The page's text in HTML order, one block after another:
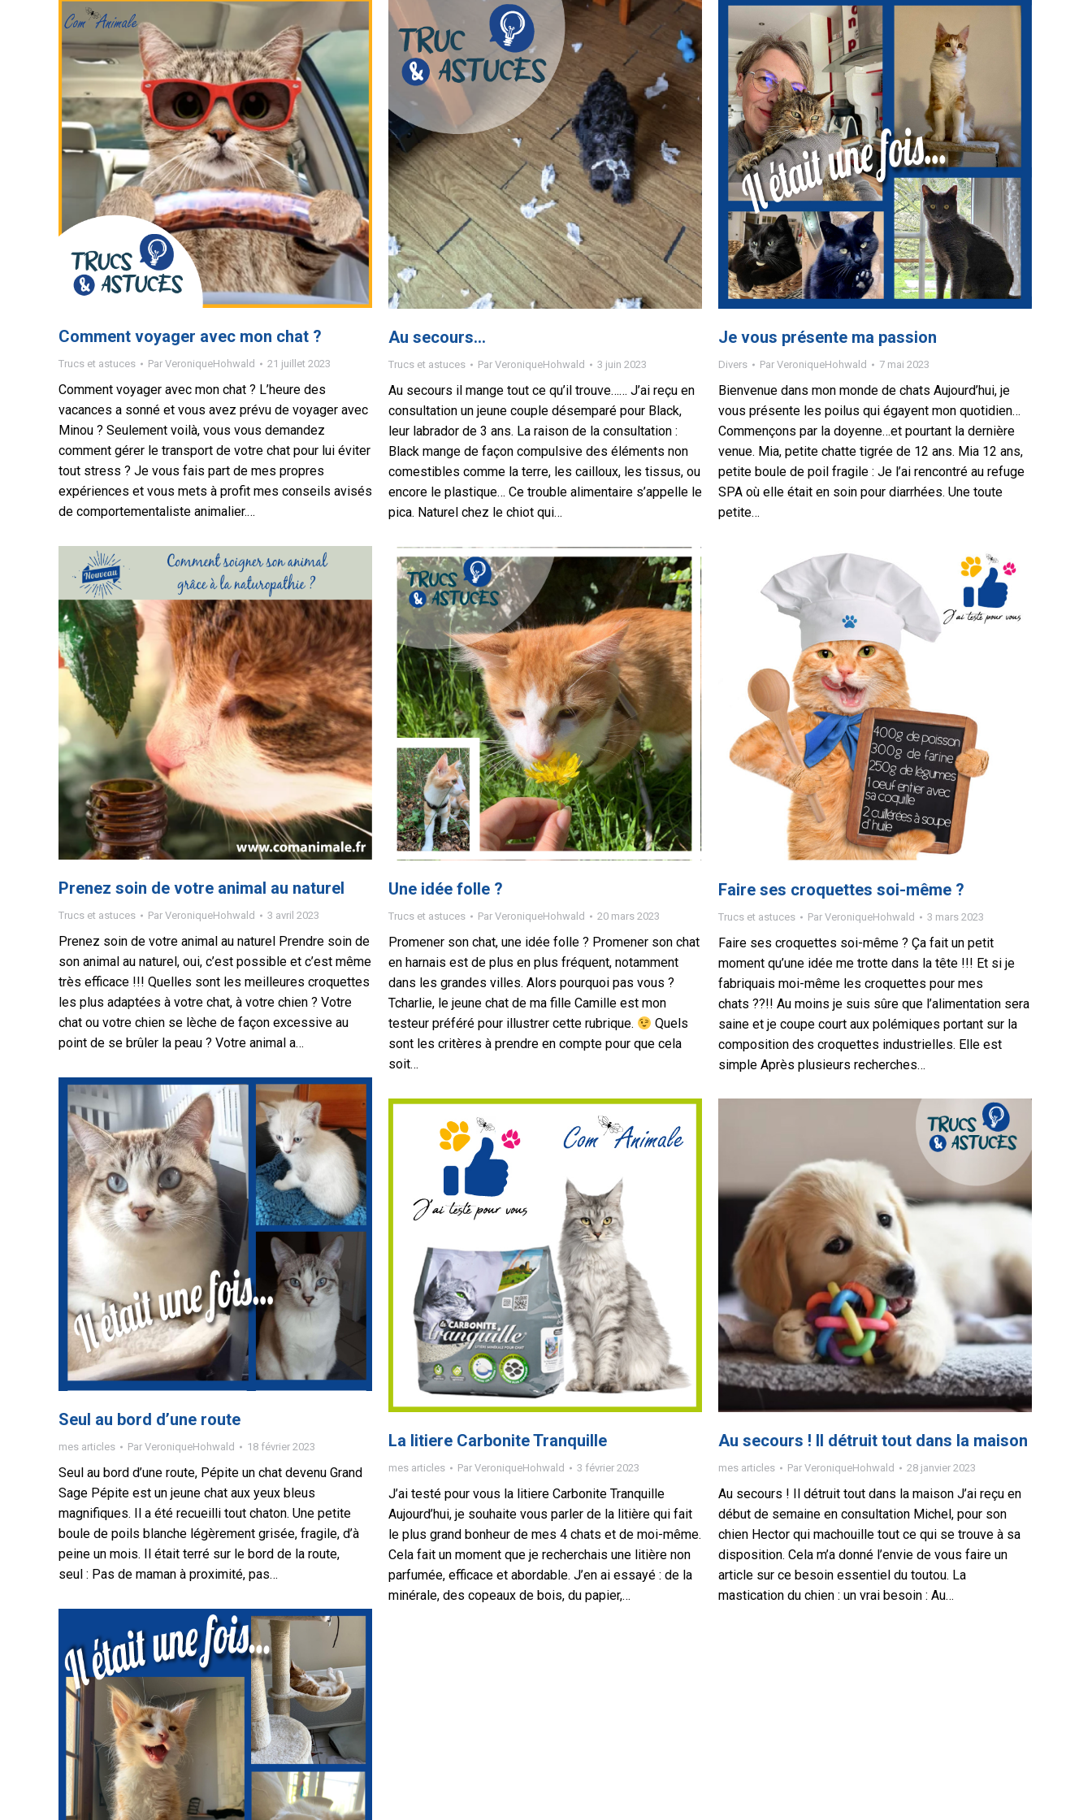
Comment voyager avec mon chat ?
Trucs et astuces Par VeroniqueHohwald 21 juillet 2023
Comment voyager avec mon chat ? L’heure des
vacances a sonné et vous avez prévu de voyager avec
Minou ? Seulement voilà, vous vous demandez
comment gérer le transport de votre chat pour lui éviter
tout stress ? Je vous fais part de mes propres
expériences et vous mets à profit mes conseils avisés
de comportementaliste animalier.…
Au secours…
Trucs et astuces Par VeroniqueHohwald 3 juin 2023
Au secours il mange tout ce qu’il trouve…… J’ai reçu en
consultation un jeune couple désemparé pour Black,
leur labrador de 3 ans. La raison de la consultation :
Black mange de façon compulsive des éléments non
comestibles comme la terre, les cailloux, les tissus, ou
encore le plastique… Ce trouble alimentaire s’appelle le
pica. Naturel chez le chiot qui…
Je vous présente ma passion
Divers Par VeroniqueHohwald 7 mai 2023
Bienvenue dans mon monde de chats Aujourd’hui, je
vous présente les poilus qui égayent mon quotidien…
Commençons par la doyenne…et pourtant la dernière
venue. Mia, petite chatte tigrée de 12 ans. Mia 12 ans,
petite boule de poil fragile : Je l’ai rencontré au refuge
SPA où elle était en soin pour diarrhées. Une toute
petite…
Prenez soin de votre animal au naturel
Trucs et astuces Par VeroniqueHohwald 3 avril 2023
Prenez soin de votre animal au naturel Prendre soin de
son animal au naturel, oui, c’est possible et c’est même
très efficace !!! Quelles sont les meilleures croquettes
les plus adaptées à votre chat, à votre chien ? Votre
chat ou votre chien se lèche de façon excessive au
point de se brûler la peau ? Votre animal a…
Une idée folle ?
Trucs et astuces Par VeroniqueHohwald 20 mars 2023
Promener son chat, une idée folle ? Promener son chat
en harnais est de plus en plus fréquent, notamment
dans les grandes villes. Alors pourquoi pas vous ?
Tcharlie, le jeune chat de ma fille Camille est mon
testeur préféré pour illustrer cette rubrique.
Quels
sont les critères à prendre en compte pour que cela
soit…
Faire ses croquettes soi-même ?
Trucs et astuces Par VeroniqueHohwald 3 mars 2023
Faire ses croquettes soi-même ? Ça fait un petit
moment qu’une idée me trotte dans la tête !!! Et si je
fabriquais moi-même les croquettes pour mes
chats ??!! Au moins je suis sûre que l’alimentation sera
saine et je coupe court aux polémiques portant sur la
composition des croquettes industrielles. Elle est
simple Après plusieurs recherches…
Seul au bord d’une route
mes articles Par VeroniqueHohwald 18 février 2023
Seul au bord d’une route, Pépite un chat devenu Grand
Sage Pépite est un jeune chat aux yeux bleus
magnifiques. Il a été recueilli tout chaton. Une petite
boule de poils blanche légèrement grisée, fragile, d’à
peine un mois. Il était terré sur le bord de la route,
seul : Pas de maman à proximité, pas…
La litiere Carbonite Tranquille
mes articles Par VeroniqueHohwald 3 février 2023
J’ai testé pour vous la litiere Carbonite Tranquille
Aujourd’hui, je souhaite vous parler de la litière qui fait
le plus grand bonheur de mes 4 chats et de moi-même.
Cela fait un moment que je recherchais une litière non
parfumée, efficace et abordable. J’en ai essayé : de la
minérale, des copeaux de bois, du papier,…
Au secours ! Il détruit tout dans la maison
mes articles Par VeroniqueHohwald 28 janvier 2023
Au secours ! Il détruit tout dans la maison J’ai reçu en
début de semaine en consultation Michel, pour son
chien Hector qui machouille tout ce qui se trouve à sa
disposition. Cela m’a donné l’envie de vous faire un
article sur ce besoin essentiel du toutou. La
mastication du chien : un vrai besoin : Au…